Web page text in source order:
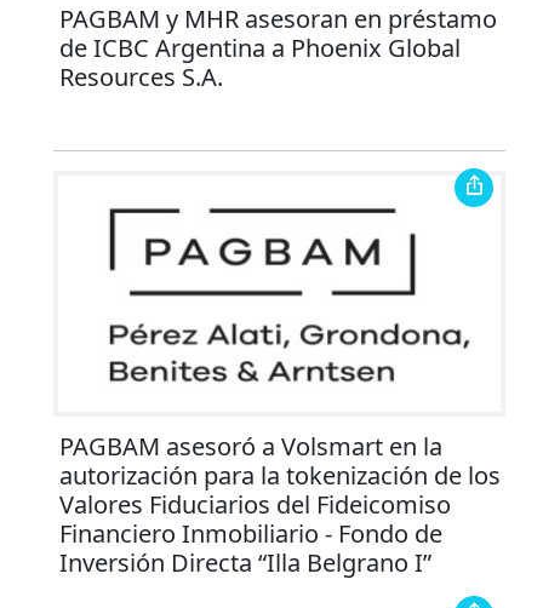
PAGBAM y MHR asesoran en préstamo
de ICBC Argentina a Phoenix Global
Resources S.A.
PAGBAM asesoró a Volsmart en la
autorización para la tokenización de los
Valores Fiduciarios del Fideicomiso
Financiero Inmobiliario - Fondo de
Inversión Directa “Illa Belgrano I”